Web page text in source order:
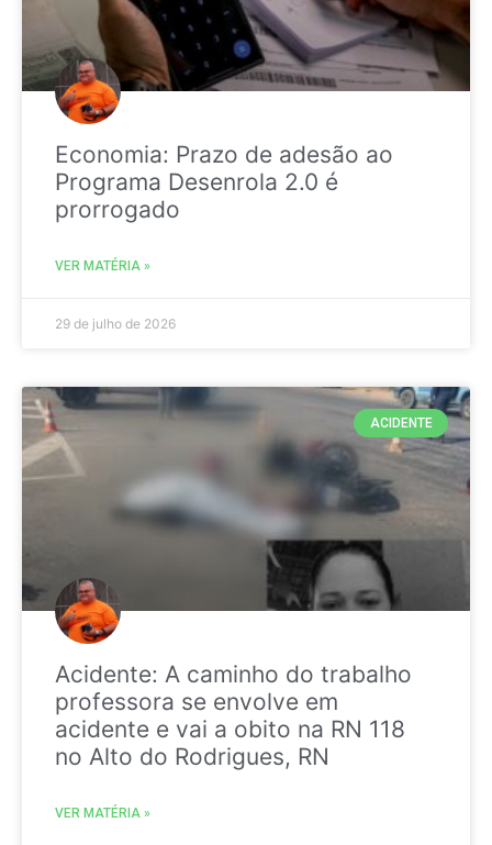
Economia: Prazo de adesão ao
Programa Desenrola 2.0 é
prorrogado
VER MATÉRIA »
29 de julho de 2026
ACIDENTE
Acidente: A caminho do trabalho
professora se envolve em
acidente e vai a obito na RN 118
no Alto do Rodrigues, RN
VER MATÉRIA »